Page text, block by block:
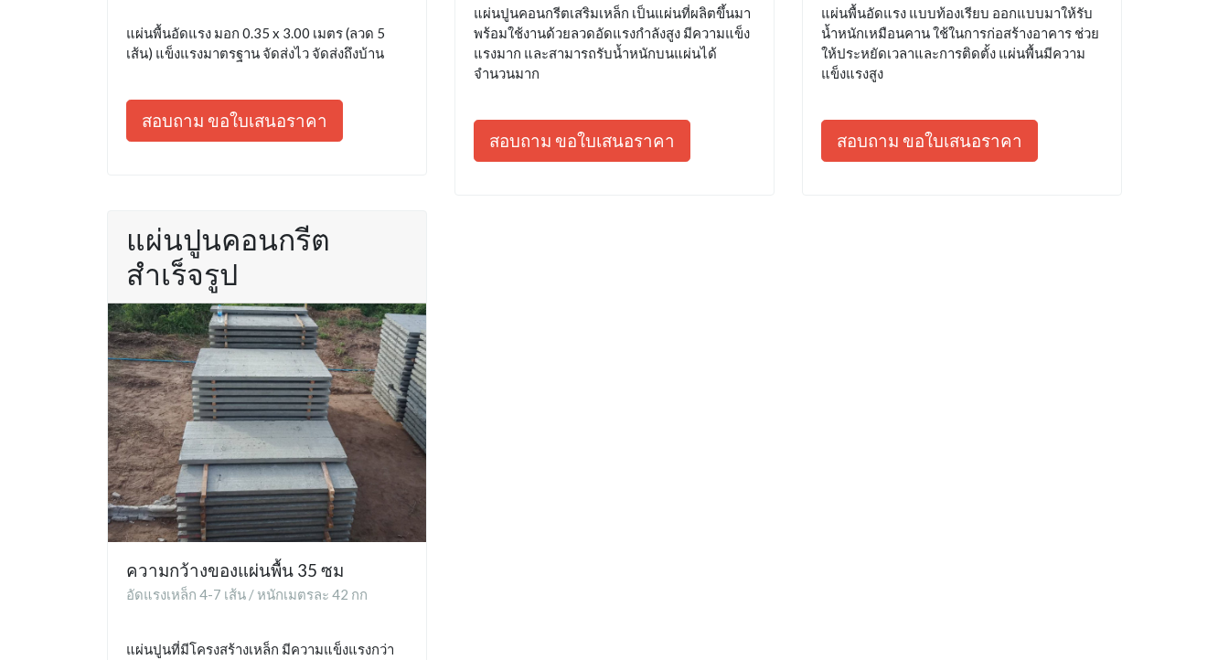
แผ่นพื้นอัดแรง มอก 0.35 x 3.00 เมตร (ลวด 5
เส้น) แข็งแรงมาตรฐาน จัดส่งไว จัดส่งถึงบ้าน
สอบถาม ขอใบเสนอราคา
แผ่นปูนคอนกรีตเสริมเหล็ก เป็นแผ่นที่ผลิตขึ้นมา
พร้อมใช้งานด้วยลวดอัดแรงกำลังสูง มีความแข็ง
แรงมาก และสามารถรับน้ำหนักบนแผ่นได้
จำนวนมาก
สอบถาม ขอใบเสนอราคา
แผ่นพื้นอัดแรง แบบท้องเรียบ ออกแบบมาให้รับ
น้ำหนักเหมือนคาน ใช้ในการก่อสร้างอาคาร ช่วย
ให้ประหยัดเวลาและการติดตั้ง แผ่นพื้นมีความ
แข็งแรงสูง
สอบถาม ขอใบเสนอราคา
แผ่นปูนคอนกรีต
สำเร็จรูป
ความกว้างของแผ่นพื้น 35 ซม
อัดแรงเหล็ก 4-7 เส้น / หนักเมตรละ 42 กก
แผ่นปูนที่มีโครงสร้างเหล็ก มีความแข็งแรงกว่า